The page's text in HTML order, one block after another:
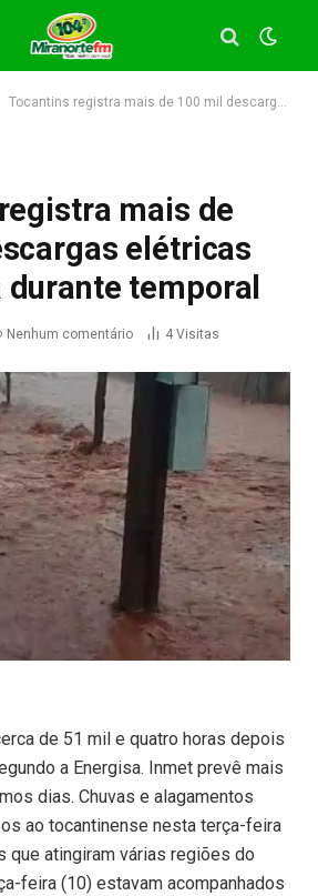
Tocantins registra mais de 100 mil descargas elétricas em um dia durante temporal
mais de
elétricas
temporal
Nenhum comentário 4 Visitas
de 51 mil e quatro horas depois
a Energisa. Inmet prevê mais
dias. Chuvas e alagamentos
ao tocantinense nesta terça-feira
que atingiram várias regiões do
feira (10) estavam acompanhados